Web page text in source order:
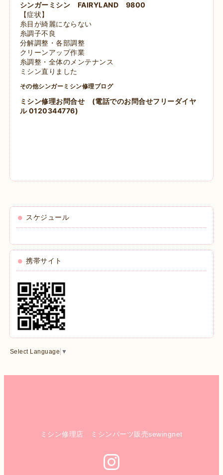
シンガーミシン FAIRYLAND 9800
【症状】
糸目が綺麗にならない
糸調子不良
分解調整・各部調整
クリーンアップ作業
糸調整・全体のメンテナンス
ミシン直りました
その他シンガーミシン修理ブログ
ミシン修理お問合せ
(電話でのお問合せフリーダイヤ
ル 0120344776)
スケジュール
携帯サイト
Select Language ▼
ミシン修理店 ミシンパーツ販売sewingnet